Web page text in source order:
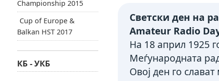
Светски ден на
Amateur Radio
На 18 април 1925
Меѓународната
Овој ден го
Championship 2015
Cup of Europe &
Balkan HST 2017
КБ - УКБ